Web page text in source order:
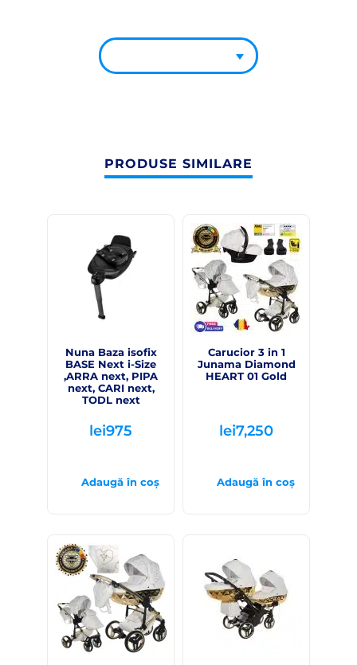
PRODUSE SIMILARE
Nuna Baza isofix
BASE Next i-Size
,ARRA next, PIPA
next, CARI next,
TODL next
lei975
Adaugă în coș
Carucior 3 in 1
Junama Diamond
HEART 01 Gold
lei7,250
Adaugă în coș